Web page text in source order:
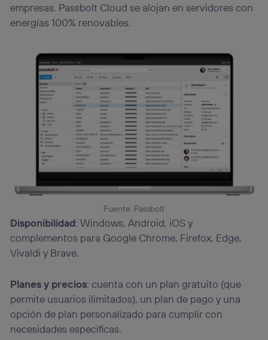
empresas. Passbolt Cloud se alojan en servidores con
energías 100% renovables.
Fuente: Passbolt
Disponibilidad: Windows, Android, iOS y
complementos para Google Chrome, Firefox, Edge,
Vivaldi y Brave.
Planes y precios: cuenta con un plan gratuito (que
permite usuarios ilimitados), un plan de pago y una
opción de plan personalizado para cumplir con
necesidades específicas.